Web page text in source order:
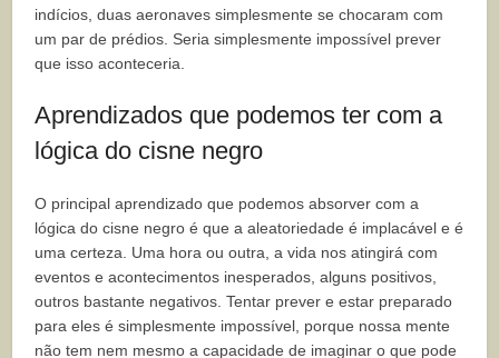
indícios, duas aeronaves simplesmente se chocaram com
um par de prédios. Seria simplesmente impossível prever
que isso aconteceria.
Aprendizados que podemos ter com a
lógica do cisne negro
O principal aprendizado que podemos absorver com a
lógica do cisne negro é que a aleatoriedade é implacável e é
uma certeza. Uma hora ou outra, a vida nos atingirá com
eventos e acontecimentos inesperados, alguns positivos,
outros bastante negativos. Tentar prever e estar preparado
para eles é simplesmente impossível, porque nossa mente
não tem nem mesmo a capacidade de imaginar o que pode